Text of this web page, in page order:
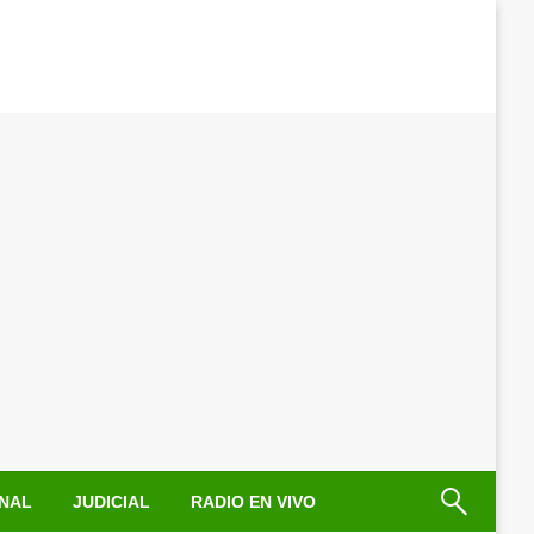
JUDICIAL RADIO EN VIVO